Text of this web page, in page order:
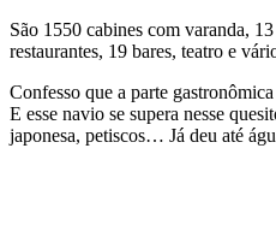
São 1550 cabines com varanda,
restaurantes, 19 bares, teatro e
Confesso que a parte
E esse navio se supera nesse
japonesa, petiscos… Já deu até